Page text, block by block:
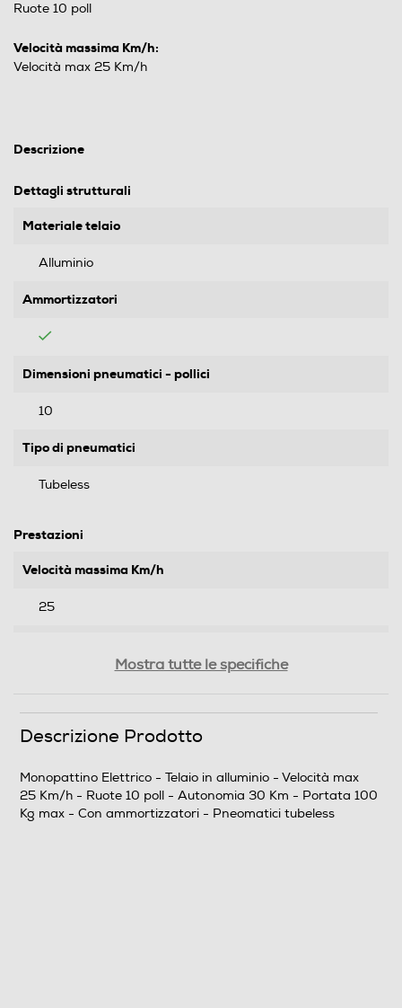
Ruote 10 poll
Velocità massima Km/h:
Velocità max 25 Km/h
Descrizione
Dettagli strutturali
Materiale telaio
Alluminio
Ammortizzatori
Dimensioni pneumatici - pollici
10
Tipo di pneumatici
Tubeless
Prestazioni
Velocità massima Km/h
25
Portata max - Kg
Informazioni sulla sicurezza del prodotto
Mostra tutte le specifiche
Descrizione Prodotto
Monopattino Elettrico - Telaio in alluminio - Velocità max
25 Km/h - Ruote 10 poll - Autonomia 30 Km - Portata 100
Kg max - Con ammortizzatori - Pneomatici tubeless